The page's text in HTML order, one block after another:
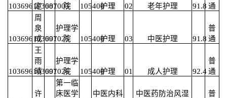
103696103681003
定 007
院
105400护理 02 老年护理 91.8 通
103696103691025
周
泉
成 007
护理学
院
105400护理 03 中医护理 91.8
普
通
103696103691026
王
雨
晴 007
护理学
院
105400护理 01 成人护理 92.4
普
通
许
第一临
床医学
中医内科
中医药防治风湿
普